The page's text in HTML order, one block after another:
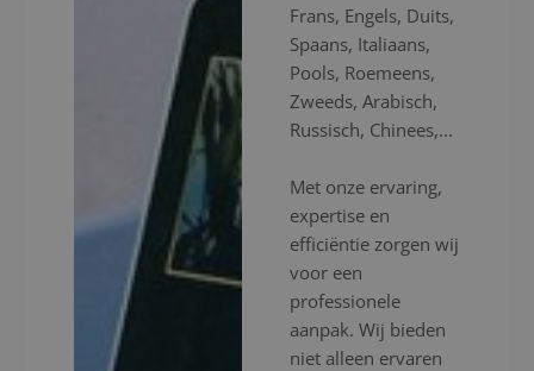
Frans, Engels, Duits,
Spaans, Italiaans,
Pools, Roemeens,
Zweeds, Arabisch,
Russisch, Chinees,...
Met onze ervaring,
expertise en
efficiëntie zorgen wij
voor een
professionele
aanpak. Wij bieden
niet alleen ervaren